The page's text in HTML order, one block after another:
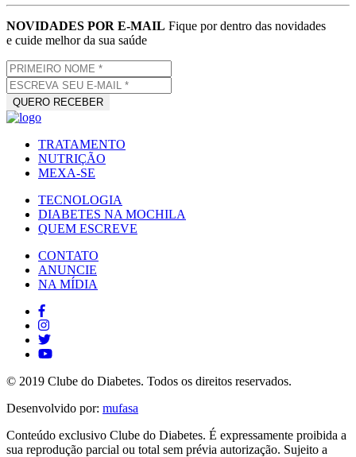
NOVIDADES POR E-MAIL Fique por dentro das novidades
e cuide melhor da sua saúde
TRATAMENTO
NUTRIÇÃO
MEXA-SE
TECNOLOGIA
DIABETES NA MOCHILA
QUEM ESCREVE
CONTATO
ANUNCIE
NA MÍDIA
© 2019 Clube do Diabetes. Todos os direitos reservados.
Desenvolvido por: mufasa
Conteúdo exclusivo Clube do Diabetes. É expressamente proibida a
sua reprodução parcial ou total sem prévia autorização. Sujeito a